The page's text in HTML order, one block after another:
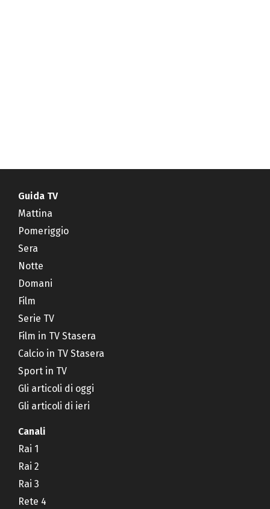
Guida TV
Mattina
Pomeriggio
Sera
Notte
Domani
Film
Serie TV
Film in TV Stasera
Calcio in TV Stasera
Sport in TV
Gli articoli di oggi
Gli articoli di ieri
Canali
Rai 1
Rai 2
Rai 3
Rete 4